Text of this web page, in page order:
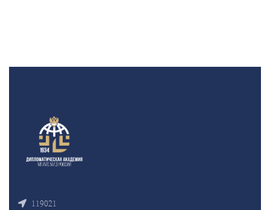
119021